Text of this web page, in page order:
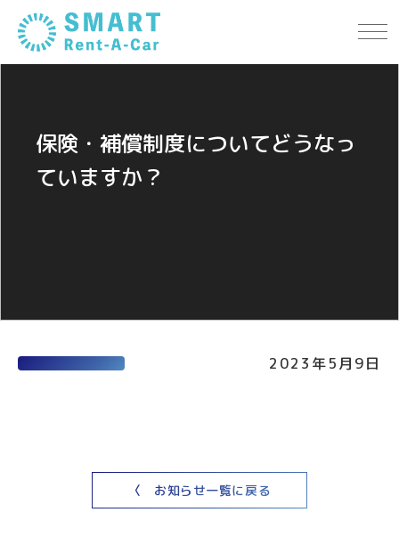
About Us
Plan
料金
保険・補償制度についてどうなっ
ていますか？
2023年5月9日
〈 お知らせ一覧に戻る